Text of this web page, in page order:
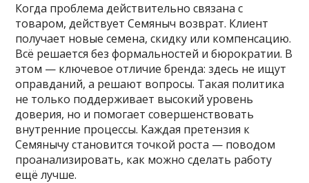
Когда проблема действительно связана с
товаром, действует Семяныч возврат. Клиент
получает новые семена, скидку или компенсацию.
Всё решается без формальностей и бюрократии. В
этом — ключевое отличие бренда: здесь не ищут
оправданий, а решают вопросы. Такая политика
не только поддерживает высокий уровень
доверия, но и помогает совершенствовать
внутренние процессы. Каждая претензия к
Семянычу становится точкой роста — поводом
проанализировать, как можно сделать работу
ещё лучше.